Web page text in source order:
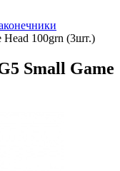
100grn (3шт.)
Small Game